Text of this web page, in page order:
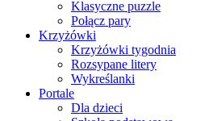
Klasyczne puzzle
Połącz pary
Krzyżówki
Krzyżówki tygodnia
Rozsypane litery
Wykreślanki
Portale
Dla dzieci